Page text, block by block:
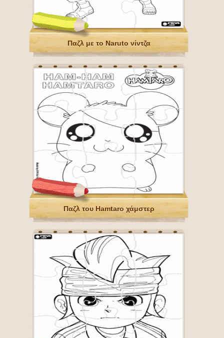
Παζλ με το Naruto νίντζα
Παζλ του Hamtaro χάμστερ